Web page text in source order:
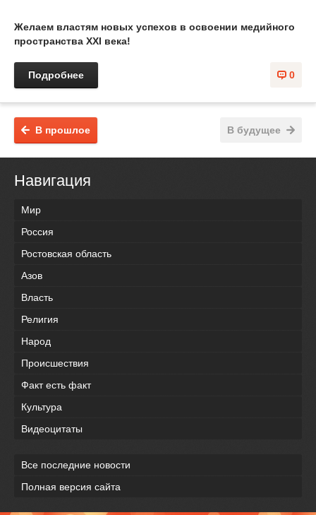
Желаем властям новых успехов в освоении медийного
пространства XXI века!
0
Подробнее
В будущее
В прошлое
Навигация
Мир
Россия
Ростовская область
Азов
Власть
Религия
Народ
Происшествия
Факт есть факт
Культура
Видеоцитаты
Все последние новости
Полная версия сайта